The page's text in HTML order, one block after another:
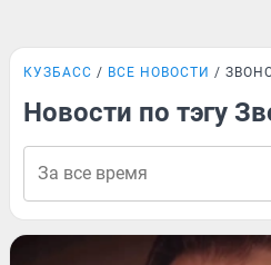
КУЗБАСС ВСЕ НОВОСТИ
Новости по тэгу